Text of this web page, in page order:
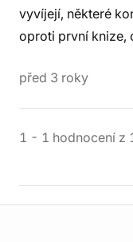
vyvíjejí, některé
oproti první knize,
před 3 roky
1 - 1 hodnocení z